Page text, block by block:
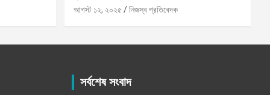
আগস্ট ১২, ২০২৫ নিজস্ব প্রতিবেদক
সর্বশেষ সংবাদ